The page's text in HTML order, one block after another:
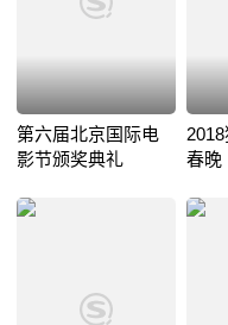
第六届北京国际电
影节颁奖典礼
春晚